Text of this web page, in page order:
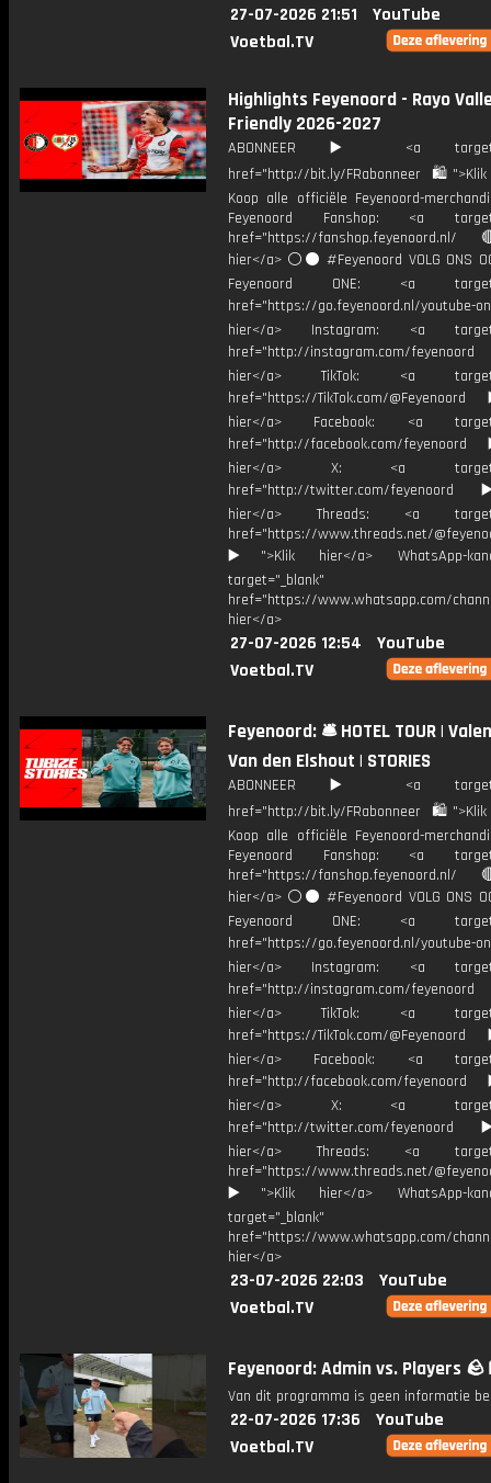
27-07-2026 21:51
YouTube
Voetbal.TV
Highlights Feyenoord - Rayo
Friendly 2026-2027
ABONNEER ▶️ <a
href="http://bit.ly/FRabonneer
Koop alle officiële Feyenoord-
Feyenoord Fanshop: <a
href="https://
hier</a> ⚪️⚫ #Feyenoord VOLG ONS
Feyenoord ONE: <a
href="https://go.feyenoord.nl/youtube-
hier</a> Instagram: <a
href="http://instagram.com/
hier</a> TikTok: <a
href="https://TikTok.com/
hier</a> Facebook: <a
href="http://facebook.com/
hier</a> X: <a
href="http://twitter.com/
hier</a> Threads: <a
href="https://www.threads.net/
▶️">Klik hier</a> WhatsApp-
target="_blank"
href="https://www.whatsapp.com/
hier</a>
27-07-2026 12:54
YouTube
Voetbal.TV
Feyenoord: 🛎️ HOTEL TOUR |
Van den Elshout | STORIES
ABONNEER ▶️ <a
href="http://bit.ly/FRabonneer
Koop alle officiële Feyenoord-
Feyenoord Fanshop: <a
href="https://
hier</a> ⚪️⚫ #Feyenoord VOLG ONS
Feyenoord ONE: <a
href="https://go.feyenoord.nl/youtube-
hier</a> Instagram: <a
href="http://instagram.com/
hier</a> TikTok: <a
href="https://TikTok.com/
hier</a> Facebook: <a
href="http://facebook.com/
hier</a> X: <a
href="http://twitter.com/
hier</a> Threads: <a
href="https://www.threads.net/
▶️">Klik hier</a> WhatsApp-
target="_blank"
href="https://www.whatsapp.com/
hier</a>
23-07-2026 22:03
YouTube
Voetbal.TV
Feyenoord: Admin vs. Players
Van dit programma is geen informatie
22-07-2026 17:36
YouTube
Voetbal.TV